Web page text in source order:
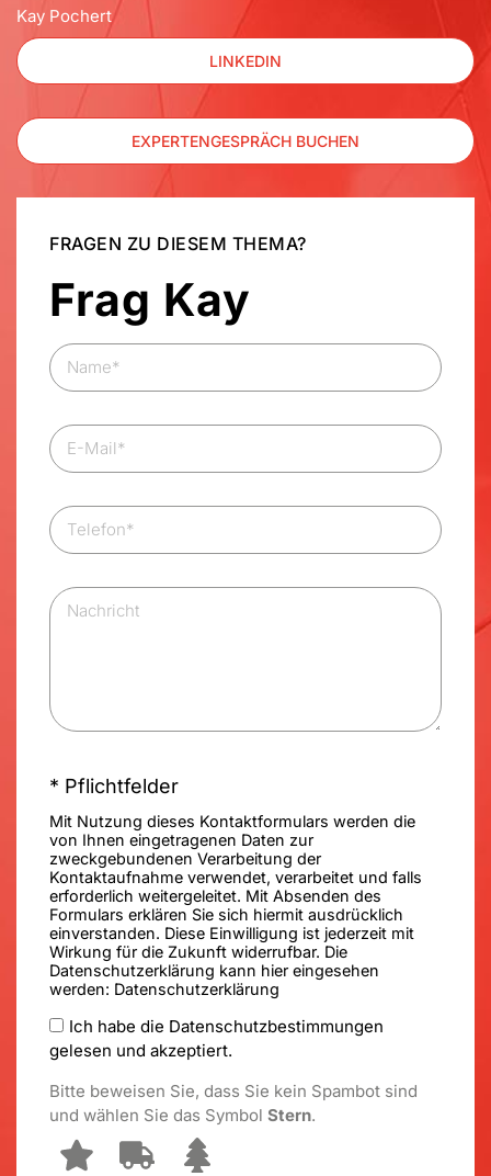
Kay Pochert
LINKEDIN
EXPERTEN­GESPRÄCH BUCHEN
FRAGEN ZU DIESEM THEMA?
Frag Kay
* Pflichtfelder
Mit Nutzung dieses Kontaktformulars werden die
von Ihnen eingetragenen Daten zur
zweckgebundenen Verarbeitung der
Kontaktaufnahme verwendet, verarbeitet und falls
erforderlich weitergeleitet. Mit Absenden des
Formulars erklären Sie sich hiermit ausdrücklich
einverstanden. Diese Einwilligung ist jederzeit mit
Wirkung für die Zukunft widerrufbar. Die
Datenschutzerklärung kann hier eingesehen
werden: Datenschutzerklärung
Ich habe die Datenschutzbestimmungen
gelesen und akzeptiert.
Bitte beweisen Sie, dass Sie kein Spambot sind
und wählen Sie das Symbol Stern.